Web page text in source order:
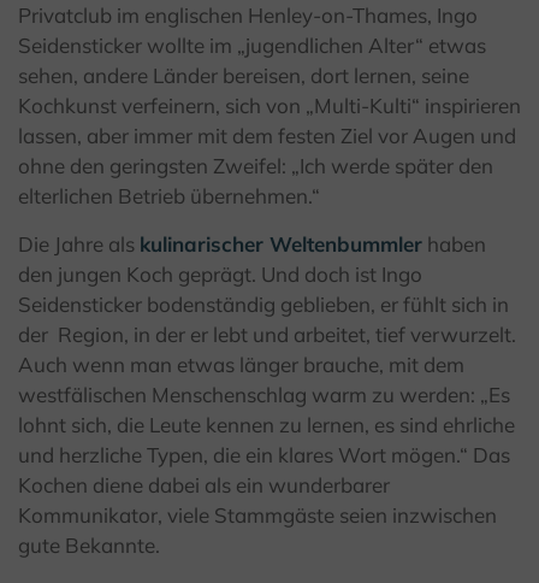
Privatclub im englischen Henley-on-Thames, Ingo
Seidensticker wollte im „jugendlichen Alter“ etwas
sehen, andere Länder bereisen, dort lernen, seine
Kochkunst verfeinern, sich von „Multi-Kulti“ inspirieren
lassen, aber immer mit dem festen Ziel vor Augen und
ohne den geringsten Zweifel: „Ich werde später den
elterlichen Betrieb übernehmen.“
Die Jahre als kulinarischer Weltenbummler haben
den jungen Koch geprägt. Und doch ist Ingo
Seidensticker bodenständig geblieben, er fühlt sich in
der Region, in der er lebt und arbeitet, tief verwurzelt.
Auch wenn man etwas länger brauche, mit dem
westfälischen Menschenschlag warm zu werden: „Es
lohnt sich, die Leute kennen zu lernen, es sind ehrliche
und herzliche Typen, die ein klares Wort mögen.“ Das
Kochen diene dabei als ein wunderbarer
Kommunikator, viele Stammgäste seien inzwischen
gute Bekannte.